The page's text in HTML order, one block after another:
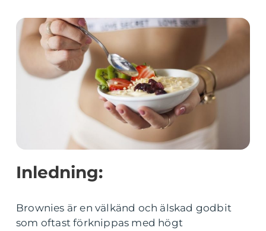
Inledning:
Brownies är en välkänd och älskad godbit
som oftast förknippas med högt